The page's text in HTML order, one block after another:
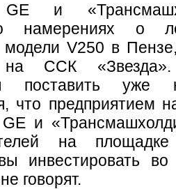
и
намерениях о
модели V250 в
на ССК
поставить
что предприятием
GE и
на
инвестировать
говорят.